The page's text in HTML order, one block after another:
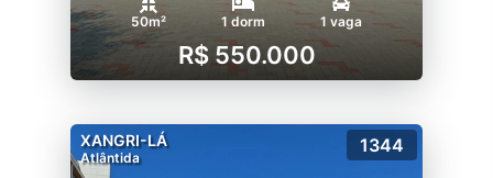
50m² 1 dorm 1 vaga
R$ 550.000
XANGRI-LÁ
Atlântida
1344